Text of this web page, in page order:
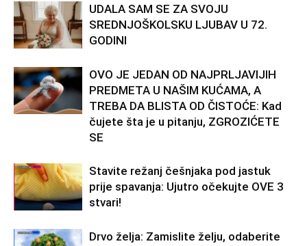
UDALA SAM SE ZA SVOJU
SREDNJOŠKOLSKU LJUBAV U 72.
GODINI
OVO JE JEDAN OD NAJPRLJAVIJIH
PREDMETA U NAŠIM KUĆAMA, A
TREBA DA BLISTA OD ČISTOĆE: Kad
čujete šta je u pitanju, ZGROZIĆETE
SE
Stavite režanj češnjaka pod jastuk
prije spavanja: Ujutro očekujte OVE 3
stvari!
Drvo želja: Zamislite želju, odaberite